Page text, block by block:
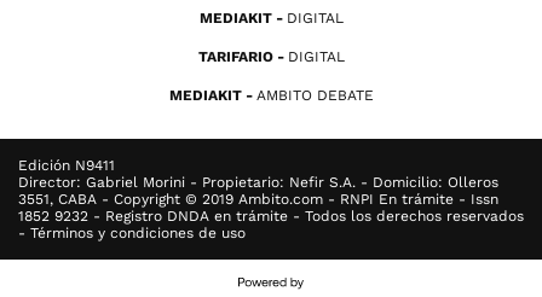
MEDIAKIT DIGITAL
TARIFARIO DIGITAL
MEDIAKIT AMBITO DEBATE
Edición N9411
Director: Gabriel Morini - Propietario: Nefir S.A. - Domicilio: Olleros
3551, CABA - Copyright © 2019 Ambito.com - RNPI En trámite - Issn
1852 9232 - Registro DNDA en trámite - Todos los derechos reservados
- Términos y condiciones de uso